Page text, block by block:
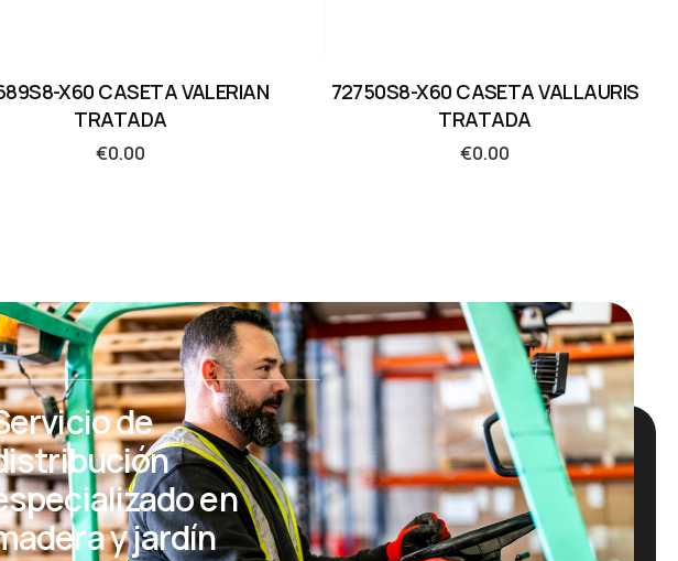
X60 CASETA VALERIAN
TRATADA
€0.00
72750S8-X60 CASETA VALLAURIS
TRATADA
€0.00
de
en
y jardín